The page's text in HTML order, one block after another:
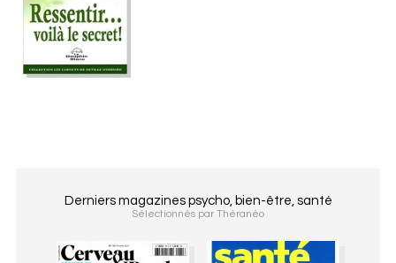
Derniers magazines psycho, bien-être, santé
Sélectionnés par Théranéo